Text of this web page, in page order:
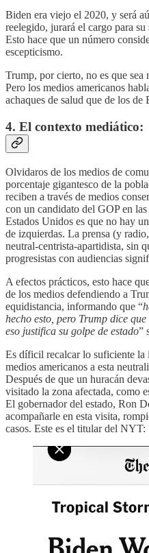
Biden era viejo el 2020, y será
reelegido, jurará el cargo para
Esto hace que un número
escepticismo.
Trump, por cierto, no es que sea
Pero los medios americanos
achaques de salud que de los de
4. El contexto mediático:
Olvidaros de los medios de
porcentaje gigantesco de la
reciben a través de medios
con un candidato del GOP en
Estados Unidos es que no hay
de izquierdas. La prensa (y
neutral-centrista-apartidista, sin
progresistas con audiencias
A efectos prácticos, esto hace
de los medios defendiendo a
equidistancia, informando que “
hecho esto, pero Trump dice
eso justifica su golpe de estado”
Es díficil recalcar lo suficiente la
medios americanos a esta
Después de que un huracán
visitado la zona afectada, como
El gobernador del estado, Ron
acompañarle en esta visita,
casos. Este es el titular del NYT: